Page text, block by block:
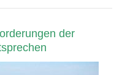
der